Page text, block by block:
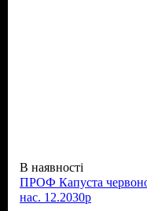
В наявності
ПРОФ Капуста
нас. 12.2030р